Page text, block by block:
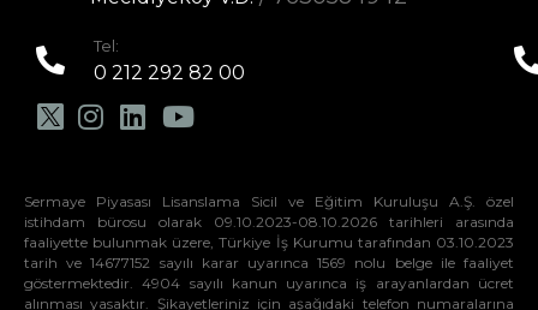
Tel:
0 212 292 82 00
Sermaye Piyasası Lisanslama Sicil ve Eğitim Kuruluşu A.Ş. özel
istihdam bürosu olarak 09.10.2023-08.10.2026 tarihleri arasında
faaliyette bulunmak üzere, Türkiye İş Kurumu tarafından 03.10.2023
tarih ve 14677152 sayılı karar uyarınca 1569 nolu belge ile faaliyet
göstermektedir. 4904 sayılı kanun uyarınca iş arayanlardan ücret
alınması yasaktır. Şikayetleriniz için aşağıdaki telefon numaralarına